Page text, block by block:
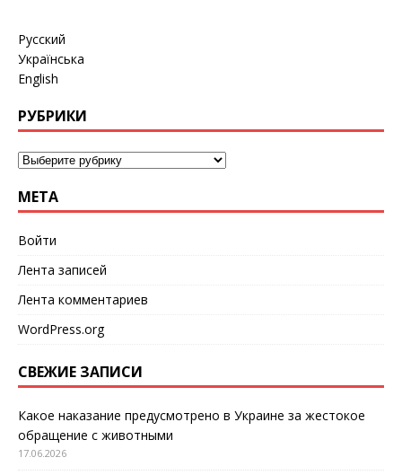
Русский
Українська
English
РУБРИКИ
МЕТА
Войти
Лента записей
Лента комментариев
WordPress.org
СВЕЖИЕ ЗАПИСИ
Какое наказание предусмотрено в Украине за жестокое
обращение с животными
17.06.2026